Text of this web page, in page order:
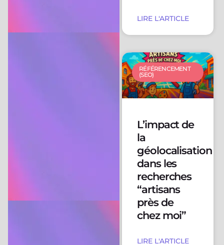
LIRE L'ARTICLE
RÉFÉRENCEMENT
(SEO)
L’impact de
la
géolocalisation
dans les
recherches
“artisans
près de
chez moi”
LIRE L'ARTICLE